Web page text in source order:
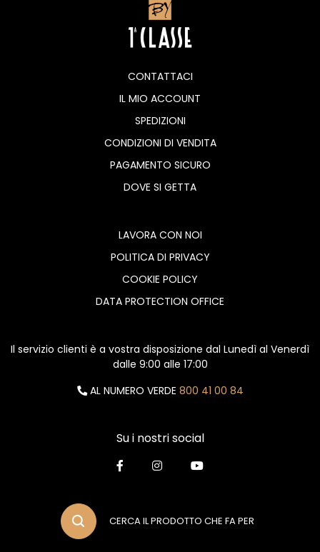
CONTATTACI
IL MIO ACCOUNT
SPEDIZIONI
CONDIZIONI DI VENDITA
PAGAMENTO SICURO
DOVE SI GETTA
LAVORA CON NOI
POLITICA DI PRIVACY
COOKIE POLICY
DATA PROTECTION OFFICE
Il servizio clienti è a vostra disposizione dal Lunedì al Venerdì
dalle 9:00 alle 17:00
AL NUMERO VERDE 800 41 00 84
Su i nostri social
CERCA IL PRODOTTO CHE FA PER